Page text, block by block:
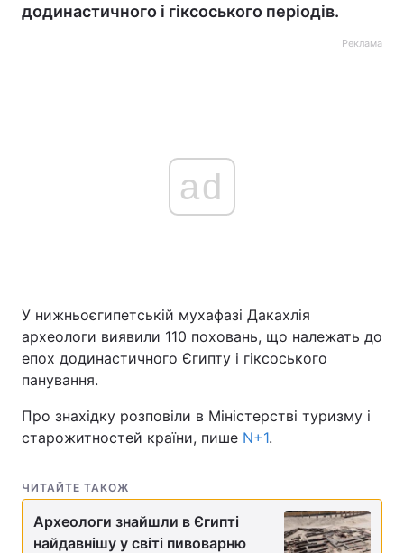
додинастичного і гіксоського періодів.
Реклама
ad
У нижньоєгипетській мухафазі Дакахлія
археологи виявили 110 поховань, що належать до
епох додинастичного Єгипту і гіксоського
панування.
Про знахідку розповіли в Міністерстві туризму і
старожитностей країни, пише N+1.
ЧИТАЙТЕ ТАКОЖ
Археологи знайшли в Єгипті
найдавнішу у світі пивоварню